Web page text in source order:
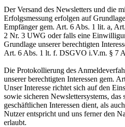
Der Versand des Newsletters und die
Erfolgsmessung erfolgen auf
Empfänger gem. Art. 6 Abs. 1 lit. a,
2 Nr. 3 UWG oder falls eine
Grundlage unserer berechtigten
Art. 6 Abs. 1 lt. f. DSGVO i.V.m. § 7
Die Protokollierung des
unserer berechtigten Interessen gem.
Unser Interesse richtet sich auf den
sowie sicheren Newslettersystems, das
geschäftlichen Interessen dient, als
Nutzer entspricht und uns ferner den
erlaubt.